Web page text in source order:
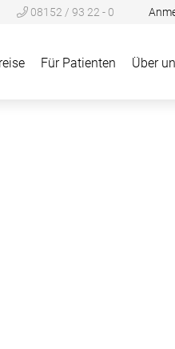
08152 / 93 22 - 0
Für Patienten Über